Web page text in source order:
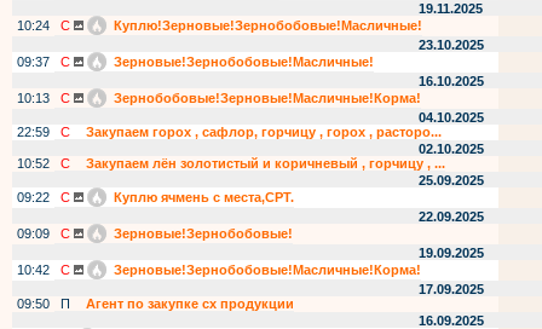
19.11.2025
10:24
С
Куплю!Зерновые!Зернобобовые!Масличные!
23.10.2025
09:37
С
Зерновые!Зернобобовые!Масличные!
16.10.2025
10:13
С
Зернобобовые!Зерновые!Масличные!Корма!
04.10.2025
22:59
С
Закупаем горох , сафлор, горчицу , горох , расторо...
02.10.2025
10:52
С
Закупаем лён золотистый и коричневый , горчицу , ...
25.09.2025
09:22
С
Куплю ячмень с места,СРТ.
22.09.2025
09:09
С
Зерновые!Зернобобовые!
19.09.2025
10:42
С
Зерновые!Зернобобовые!Масличные!Корма!
17.09.2025
09:50
П
Агент по закупке сх продукции
16.09.2025